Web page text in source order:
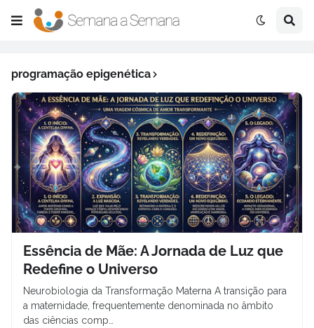
programação epigenética
Essência de Mãe: A Jornada de Luz que
Redefine o Universo
Neurobiologia da Transformação Materna A transição para
a maternidade, frequentemente denominada no âmbito
das ciências comp…